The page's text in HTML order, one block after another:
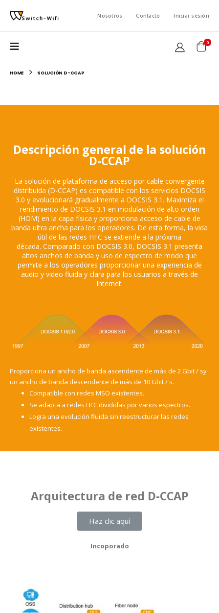
Nosotros Contacto Iniciar sesión
0
HOME SOLUCIÓN D-CCAP
Descripción general de la solución
D-CCAP
La solución de plataforma de acceso por cable convergente
distribuida (D-CCAP) es compatible con los servicios DOCSIS
3.0 y evolucionará gradualmente a DOCSIS 3.1. Maximiza el
rendimiento de DOCSIS 3.1 en modulación de alto orden
(HOM) en la capa física y proporciona acceso de cable de
banda ultra ancha para los operadores. De esta forma, la vida
útil de las redes HFC se extiende a la próxima
década. Comparado con DOCSIS 3.0, DOCSIS 3.1 presenta
altos anchos de banda y uso de espectro de modo que
permite a los operadores proporcionar una experiencia de
audio y video fluida y clara para los usuarios a través de
Internet.
Proporciona un ancho de banda ascendente de más de 2 Gbit / sy
un ancho de banda descendente de más de 10 Gbit / s.
Compatible con redes MSO existentes.
Se adapta a redes HFC divididas por varios espectros.
Logra una evolución fluida sin reestructurar las redes
existentes.
Arquitectura de red D-CCAP
Haz clic aquí
Incoporado